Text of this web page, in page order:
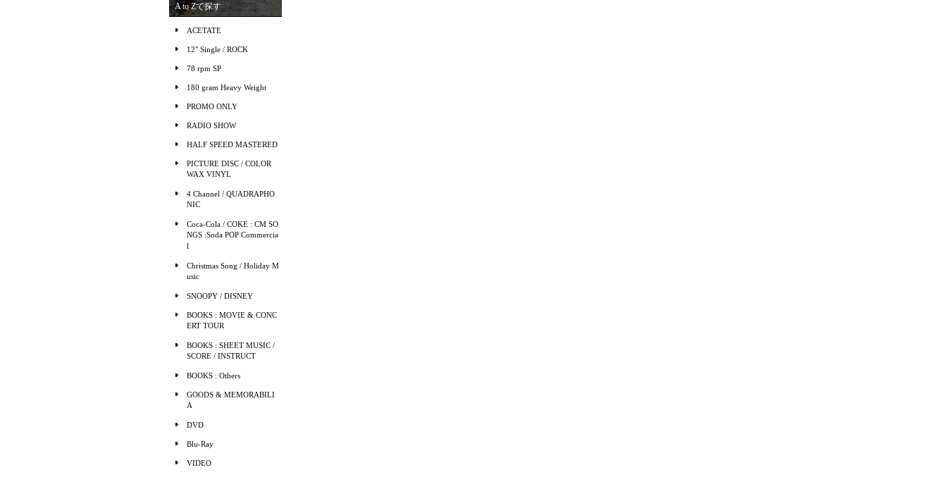
A to Zで探す
ACETATE
12" Single / ROCK
78 rpm SP
180 gram Heavy Weight
PROMO ONLY
RADIO SHOW
HALF SPEED MASTERED
PICTURE DISC / COLOR
WAX VINYL
4 Channel / QUADRAPHO
NIC
Coca-Cola / COKE : CM SO
NGS :Soda POP Commercia
l
Christmas Song / Holiday M
usic
SNOOPY / DISNEY
BOOKS : MOVIE & CONC
ERT TOUR
BOOKS : SHEET MUSIC /
SCORE / INSTRUCT
BOOKS : Others
GOODS & MEMORABILI
A
DVD
Blu-Ray
VIDEO